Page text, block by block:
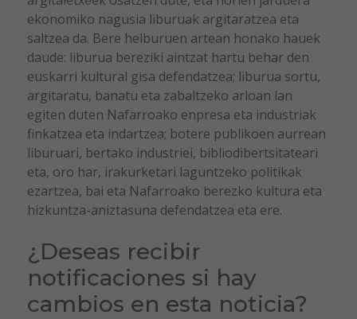
ekonomiko nagusia liburuak argitaratzea eta
saltzea da. Bere helburuen artean honako hauek
daude: liburua bereziki aintzat hartu behar den
euskarri kultural gisa defendatzea; liburua sortu,
argitaratu, banatu eta zabaltzeko arloan lan
egiten duten Nafarroako enpresa eta industriak
finkatzea eta indartzea; botere publikoen aurrean
liburuari, bertako industriei, bibliodibertsitateari
eta, oro har, irakurketari laguntzeko politikak
ezartzea, bai eta Nafarroako berezko kultura eta
hizkuntza-aniztasuna defendatzea eta ere.
¿Deseas recibir
notificaciones si hay
cambios en esta noticia?